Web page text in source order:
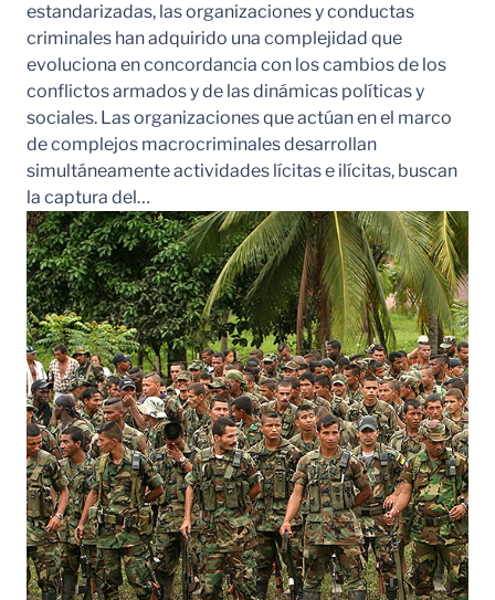
estandarizadas, las organizaciones y conductas
criminales han adquirido una complejidad que
evoluciona en concordancia con los cambios de los
conflictos armados y de las dinámicas políticas y
sociales. Las organizaciones que actúan en el marco
de complejos macrocriminales desarrollan
simultáneamente actividades lícitas e ilícitas, buscan
la captura del…